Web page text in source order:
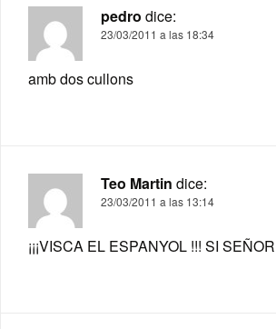
pedro dice:
23/03/2011 a las 18:34
amb dos cullons
Teo Martin dice:
23/03/2011 a las 13:14
¡¡¡VISCA EL ESPANYOL !!! SI SEÑOR